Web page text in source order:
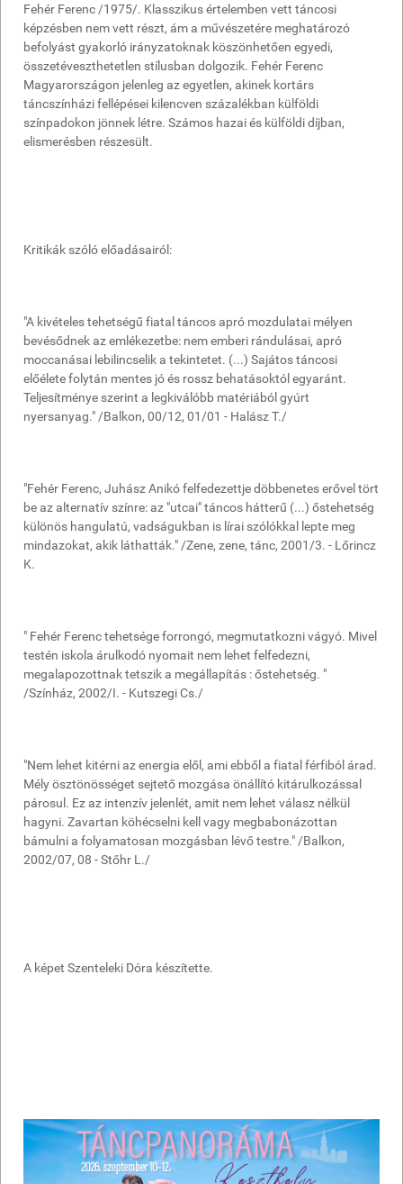
Fehér Ferenc /1975/. Klasszikus értelemben vett táncosi
képzésben nem vett részt, ám a művészetére meghatározó
befolyást gyakorló irányzatoknak köszönhetően egyedi,
összetéveszthetetlen stílusban dolgozik. Fehér Ferenc
Magyarországon jelenleg az egyetlen, akinek kortárs
táncszínházi fellépései kilencven százalékban külföldi
színpadokon jönnek létre. Számos hazai és külföldi díjban,
elismerésben részesült.
Kritikák szóló előadásairól:
"A kivételes tehetségű fiatal táncos apró mozdulatai mélyen
bevésődnek az emlékezetbe: nem emberi rándulásai, apró
moccanásai lebilincselik a tekintetet. (...) Sajátos táncosi
előélete folytán mentes jó és rossz behatásoktól egyaránt.
Teljesítménye szerint a legkiválóbb matériából gyúrt
nyersanyag." /Balkon, 00/12, 01/01 - Halász T./
"Fehér Ferenc, Juhász Anikó felfedezettje döbbenetes erővel tört
be az alternatív színre: az "utcai" táncos hátterű (...) őstehetség
különös hangulatú, vadságukban is lírai szólókkal lepte meg
mindazokat, akik láthatták." /Zene, zene, tánc, 2001/3. - Lőrincz
K.
" Fehér Ferenc tehetsége forrongó, megmutatkozni vágyó. Mivel
testén iskola árulkodó nyomait nem lehet felfedezni,
megalapozottnak tetszik a megállapítás : őstehetség. "
/Színház, 2002/I. - Kutszegi Cs./
"Nem lehet kitérni az energia elől, ami ebből a fiatal férfiból árad.
Mély ösztönösséget sejtető mozgása önállító kitárulkozással
párosul. Ez az intenzív jelenlét, amit nem lehet válasz nélkül
hagyni. Zavartan köhécselni kell vagy megbabonázottan
bámulni a folyamatosan mozgásban lévő testre." /Balkon,
2002/07, 08 - Stőhr L./
A képet Szenteleki Dóra készítette.